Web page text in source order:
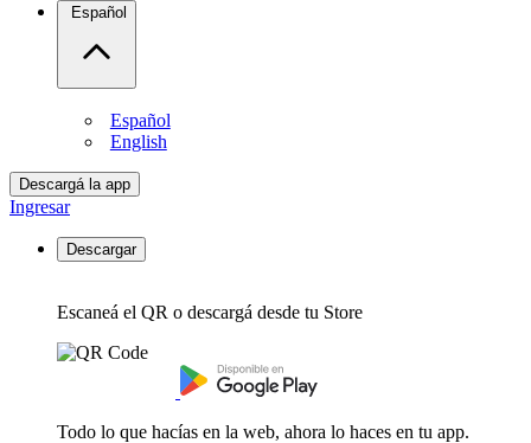
Español
Español
English
Descargá la app
Ingresar
Descargar
Escaneá el QR o descargá desde tu Store
Todo lo que hacías en la web, ahora lo haces en tu app.